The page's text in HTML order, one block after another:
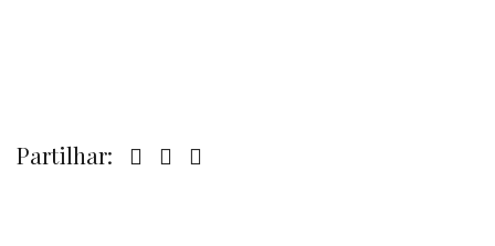
Partilhar: